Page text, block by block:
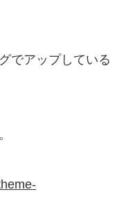
でアップしている